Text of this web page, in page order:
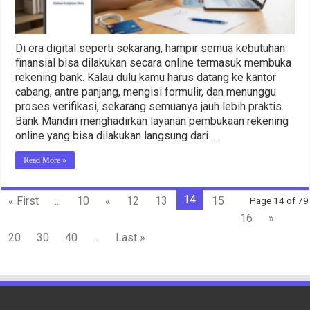
Di era digital seperti sekarang, hampir semua kebutuhan
finansial bisa dilakukan secara online termasuk membuka
rekening bank. Kalau dulu kamu harus datang ke kantor
cabang, antre panjang, mengisi formulir, dan menunggu
proses verifikasi, sekarang semuanya jauh lebih praktis.
Bank Mandiri menghadirkan layanan pembukaan rekening
online yang bisa dilakukan langsung dari …
Read More »
Page 14 of 79
« First 10 « 12 13 14
15
16
»
20
30 40 Last »